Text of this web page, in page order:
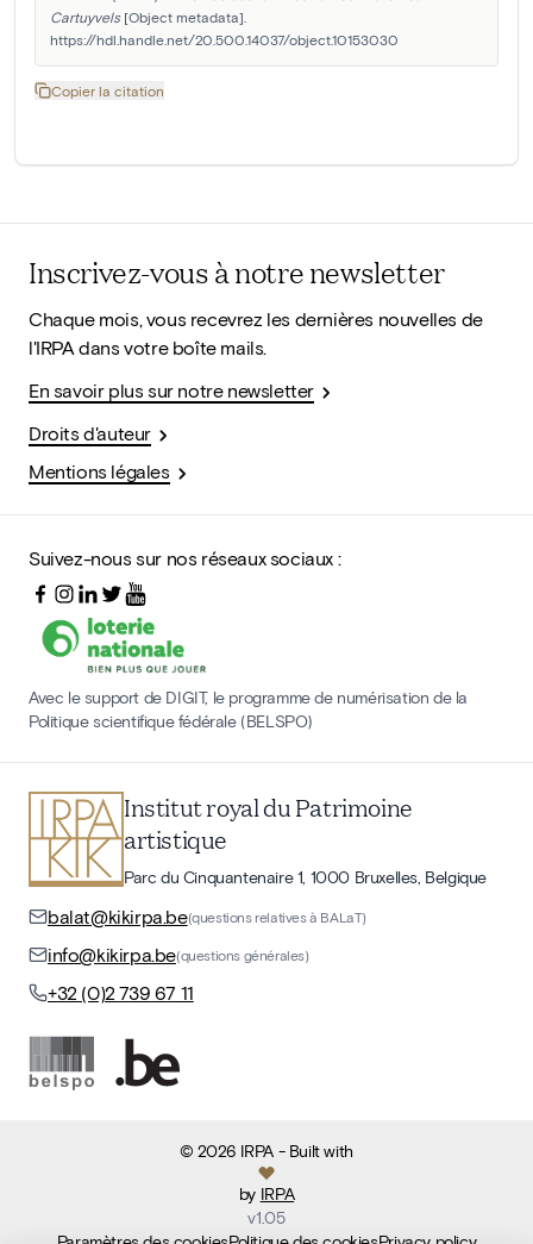
Cartuyvels [Object metadata].
https://hdl.handle.net/20.500.14037/object.10153030
Copier la citation
Inscrivez-vous à notre newsletter
Chaque mois, vous recevrez les dernières nouvelles de
l'IRPA dans votre boîte mails.
En savoir plus sur notre newsletter
Droits d'auteur
Mentions légales
Suivez-nous sur nos réseaux sociaux :
Avec le support de DIGIT, le programme de numérisation de la
Politique scientifique fédérale (BELSPO)
Institut royal du Patrimoine
artistique
Parc du Cinquantenaire 1, 1000 Bruxelles, Belgique
balat@kikirpa.be(questions relatives à BALaT)
info@kikirpa.be(questions générales)
+32 (0)2 739 67 11
©2026 IRPA- Built with
by IRPA
v1.05